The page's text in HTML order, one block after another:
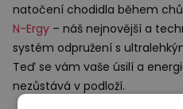
natočení chodidla během
N-Ergy – náš nejnovější a
systém odpružení s
Teď se vám vaše úsilí a
nezůstává v podloží.